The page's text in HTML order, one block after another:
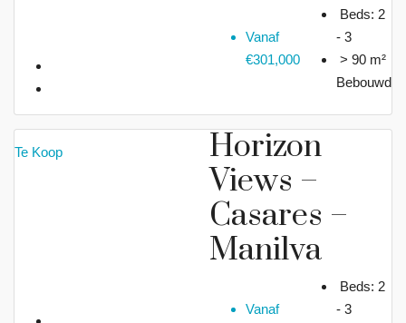
Vanaf
€301,000
Beds: 2
- 3
> 90 m²
Bebouwd
Te Koop
Horizon
Views –
Casares –
Manilva
Vanaf
Beds: 2
- 3